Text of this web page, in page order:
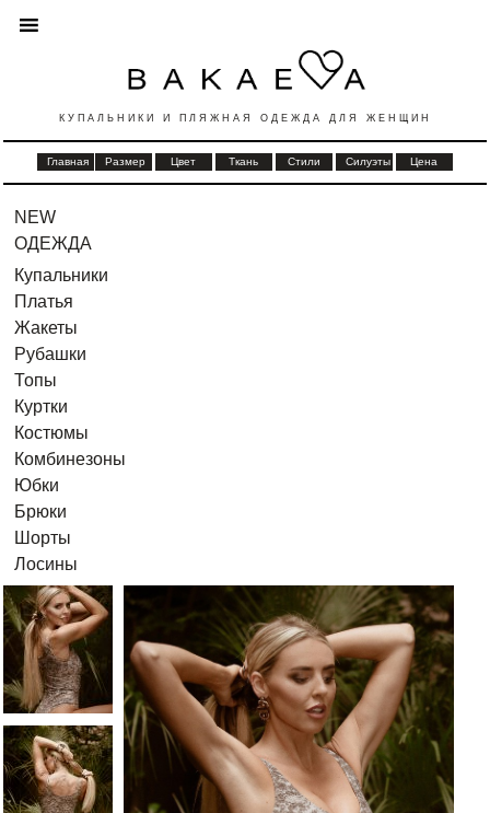
КУПАЛЬНИКИ И ПЛЯЖНАЯ ОДЕЖДА ДЛЯ ЖЕНЩИН
Главная Размер Цвет Ткань Стили Силуэты Цена
NEW
ОДЕЖДА
Купальники
Платья
Жакеты
Рубашки
Топы
Куртки
Костюмы
Комбинезоны
Юбки
Брюки
Шорты
Лосины